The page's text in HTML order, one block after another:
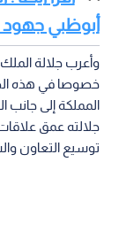
أبوظبي جهود
وأعرب جلالة
خصوصا في هذه
المملكة إلى جانب
جلالته عمق
توسيع التعاون